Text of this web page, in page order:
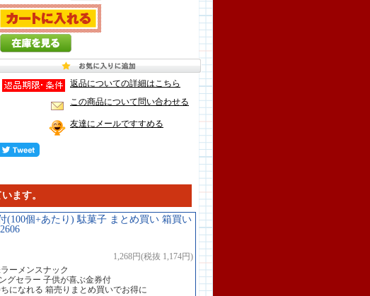
返品についての詳細はこちら
この商品について問い合わせる
友達にメールですすめる
ます。
(100個+あたり) 駄菓子 まとめ買い 箱買い
1,268円(税抜 1,174円)
ーメンスナック
グセラー 子供が喜ぶ金券付
になれる 箱売りまとめ買いでお得に